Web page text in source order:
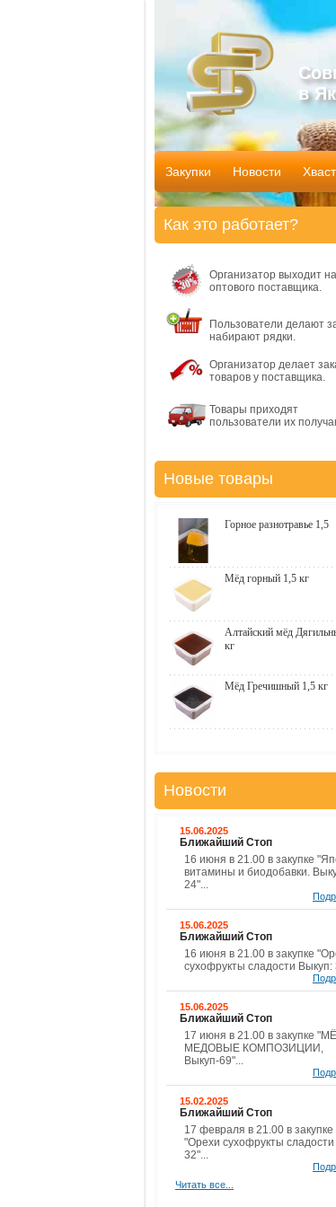
в
Закупки Новости
Как это работает?
Организатор выходит на
оптового поставщика.
Пользователи делают
набирают рядки.
Организатор делает
товаров у поставщика.
Товары приходят
пользователи их
Новые товары
Горное разнотравье 1,5
Мёд горный 1,5 кг
Алтайский мёд
кг
Мёд Гречишный 1,5 кг
Новости
15.06.2025
Ближайший Стоп
16 июня в 21.00 в закупке
витамины и биодобавки.
24"...
15.06.2025
Ближайший Стоп
16 июня в 21.00 в закупке
сухофрукты сладости Выкуп:
15.06.2025
Ближайший Стоп
17 июня в 21.00 в закупке
МЕДОВЫЕ КОМПОЗИЦИИ,
Выкуп-69"...
15.02.2025
Ближайший Стоп
17 февраля в 21.00 в закупке
"Орехи сухофрукты
32"...
Читать все...